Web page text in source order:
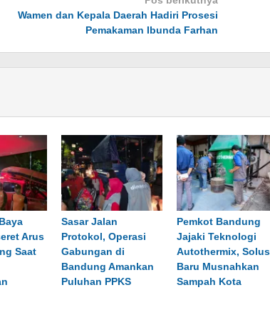
Wamen dan Kepala Daerah Hadiri Prosesi
Pemakaman Ibunda Farhan
Arus
Saat
Sasar Jalan
Protokol, Operasi
Gabungan di
Bandung Amankan
Puluhan PPKS
Pemkot Bandung
Jajaki Teknologi
Autothermix,
Baru Musnahkan
Sampah Kota